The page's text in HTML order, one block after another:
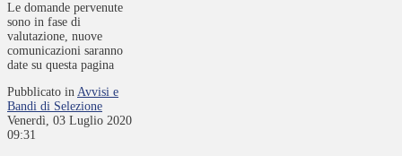
Le domande pervenute
sono in fase di
valutazione, nuove
comunicazioni saranno
date su questa pagina
Pubblicato in Avvisi e
Bandi di Selezione
Venerdì, 03 Luglio 2020
09:31